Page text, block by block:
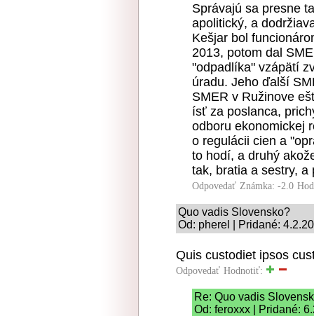
Správajú sa presne
apolitický, a
Kešjar bol
2013, potom dal
"odpadlíka" vzápätí
úradu. Jeho ďalší
SMER v Ružinove
ísť za poslanca,
odboru ekonomickej
o regulácii cien a
to hodí, a druhý
tak, bratia a sestry, a
Odpovedať Známka: -2.0
Quo vadis Slovensko?
Od: pherel | Pridané:
Quis custodiet ipsos
Odpovedať Hodnotiť:
Re: Quo vadis
Od: feroxxx | Pridané: